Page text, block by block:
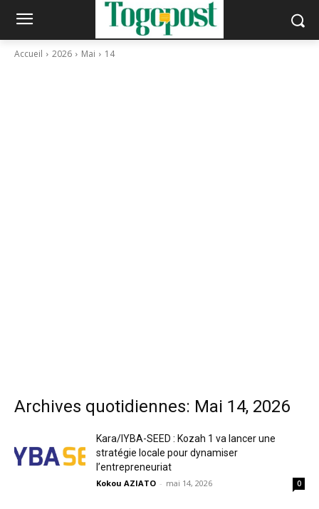
Accueil 2026 Mai 14
Archives quotidiennes: Mai 14, 2026
Kara/IYBA-SEED : Kozah 1 va lancer une
stratégie locale pour dynamiser
l’entrepreneuriat
Kokou AZIATO - mai 14, 2026 0